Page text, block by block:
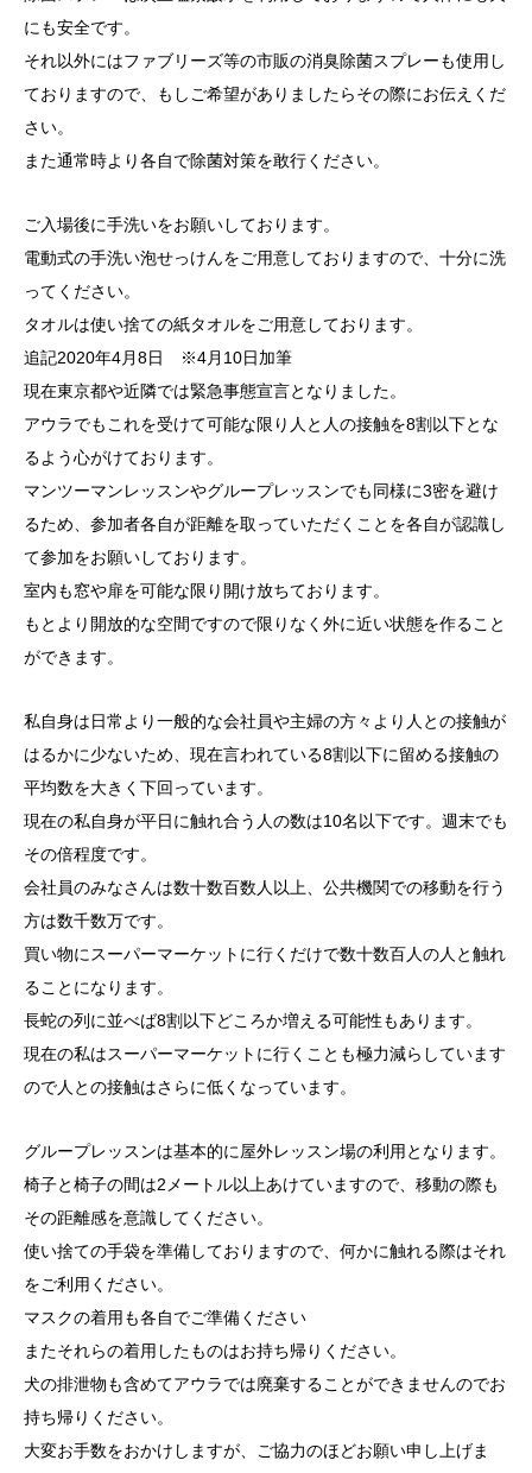
にも安全です。
それ以外にはファブリーズ等の市販の消臭除菌スプレーも使用し
ておりますので、もしご希望がありましたらその際にお伝えくだ
さい。
また通常時より各自で除菌対策を敢行ください。
ご入場後に手洗いをお願いしております。
電動式の手洗い泡せっけんをご用意しておりますので、十分に洗
ってください。
タオルは使い捨ての紙タオルをご用意しております。
追記2020年4月8日 ※4月10日加筆
現在東京都や近隣では緊急事態宣言となりました。
アウラでもこれを受けて可能な限り人と人の接触を8割以下とな
るよう心がけております。
マンツーマンレッスンやグループレッスンでも同様に3密を避け
るため、参加者各自が距離を取っていただくことを各自が認識し
て参加をお願いしております。
室内も窓や扉を可能な限り開け放ちております。
もとより開放的な空間ですので限りなく外に近い状態を作ること
ができます。
私自身は日常より一般的な会社員や主婦の方々より人との接触が
はるかに少ないため、現在言われている8割以下に留める接触の
平均数を大きく下回っています。
現在の私自身が平日に触れ合う人の数は10名以下です。週末でも
その倍程度です。
会社員のみなさんは数十数百数人以上、公共機関での移動を行う
方は数千数万です。
買い物にスーパーマーケットに行くだけで数十数百人の人と触れ
ることになります。
長蛇の列に並べば8割以下どころか増える可能性もあります。
現在の私はスーパーマーケットに行くことも極力減らしています
ので人との接触はさらに低くなっています。
グループレッスンは基本的に屋外レッスン場の利用となります。
椅子と椅子の間は2メートル以上あけていますので、移動の際も
その距離感を意識してください。
使い捨ての手袋を準備しておりますので、何かに触れる際はそれ
をご利用ください。
マスクの着用も各自でご準備ください
またそれらの着用したものはお持ち帰りください。
犬の排泄物も含めてアウラでは廃棄することができませんのでお
持ち帰りください。
大変お手数をおかけしますが、ご協力のほどお願い申し上げま